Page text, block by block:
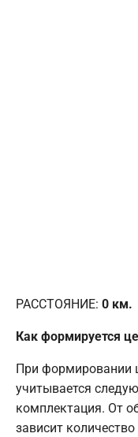
РАССТОЯНИЕ: 0 км.
Как формируется
При формировании
учитывается
комплектация. От
зависит